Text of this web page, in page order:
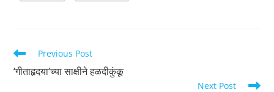
Read
more
articles
Previous Post
‘गीताहृदया‘च्या साक्षीने हळदीकुंकू
Next Post